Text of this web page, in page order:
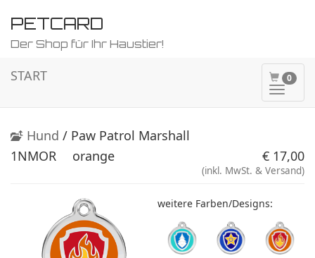
PETCARD
Der Shop für Ihr Haustier!
0
ein-/
START
Hund / Paw Patrol Marshall
1NMOR
orange € 17,00
(inkl. MwSt. & Versand)
weitere Farben/Designs: